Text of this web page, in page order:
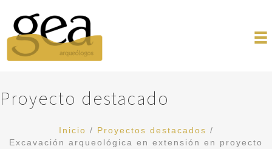
Proyecto destacado
Inicio / Proyectos destacados /
Excavación arqueológica en extensión en proyecto